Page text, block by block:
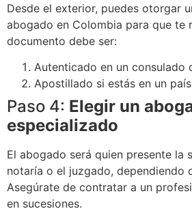
Desde el exterior, puedes otorgar
abogado en Colombia para que te
documento debe ser:
Autenticado en un consulado
Apostillado si estás en un
Paso 4: Elegir un
especializado
El abogado será quien presente la
notaría o el juzgado, dependiendo
Asegúrate de contratar a un
en sucesiones.